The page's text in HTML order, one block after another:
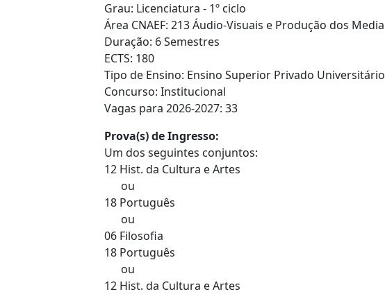
Grau: Licenciatura - 1º ciclo
Área CNAEF: 213 Áudio-Visuais e Produção dos Media
Duração: 6 Semestres
ECTS: 180
Tipo de Ensino: Ensino Superior Privado Universitário
Concurso: Institucional
Vagas para 2026-2027: 33
Prova(s) de Ingresso:
Um dos seguintes conjuntos:
12 Hist. da Cultura e Artes
ou
18 Português
ou
06 Filosofia
18 Português
ou
12 Hist. da Cultura e Artes